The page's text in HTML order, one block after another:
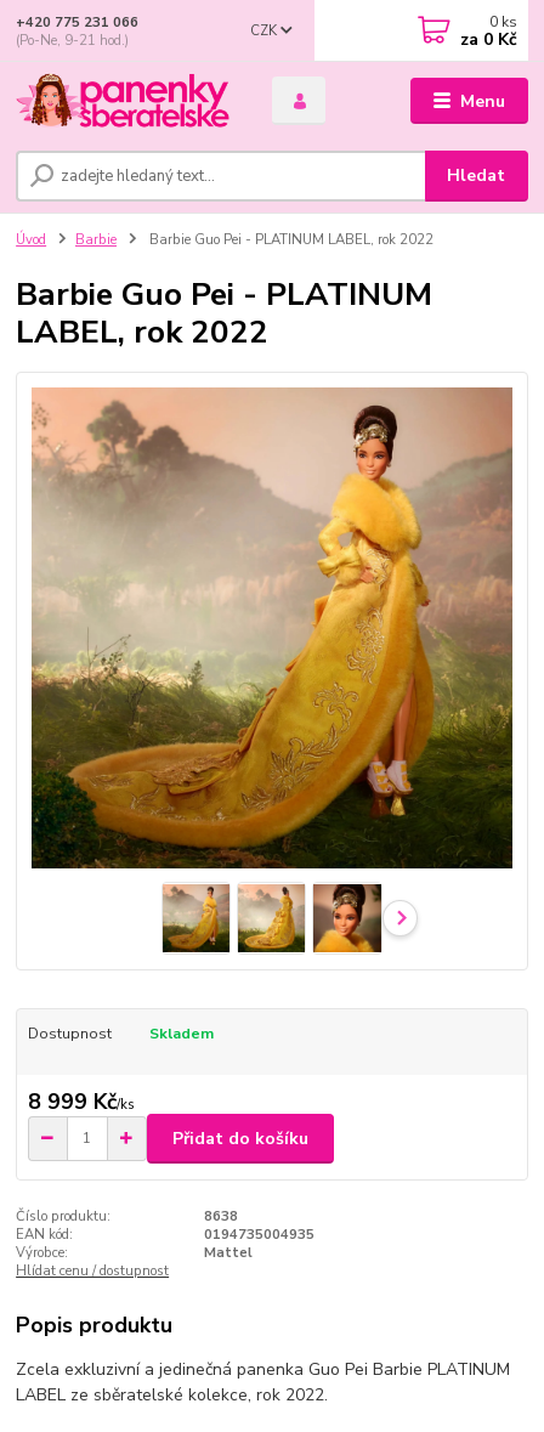
Menu
CZK
Hledat
+420 775 231 066
(Po-Ne, 9-21 hod.)
0 ks
za 0 Kč
Úvod Barbie Barbie Guo Pei - PLATINUM LABEL, rok 2022
Barbie Guo Pei - PLATINUM
LABEL, rok 2022
Dostupnost Skladem
8 999 Kč/ks
Přidat do košíku
Číslo produktu:
8638
EAN kód:
0194735004935
Výrobce:
Mattel
Hlídat cenu / dostupnost
Popis produktu
Zcela exkluzivní a jedinečná panenka Guo Pei Barbie PLATINUM
LABEL ze sběratelské kolekce, rok 2022.